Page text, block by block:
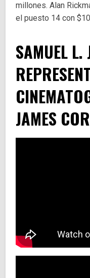
millones. Alan
el puesto 14 con
SAMUEL L.
JAMES